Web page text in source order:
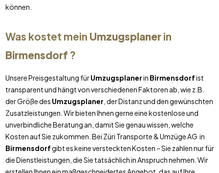
können.
Was kostet mein Umzugsplanerin
Birmensdorf ?
Unsere Preisgestaltung fürUmzugsplanerin Birmensdorfist
transparent und hängt von verschiedenen Faktoren ab, wie z.B.
der Größe des Umzugsplaner , der Distanz und den gewünschten
Zusatzleistungen. Wir bieten Ihnen gerne eine kostenlose und
unverbindliche Beratung an, damit Sie genau wissen, welche
Kosten auf Sie zukommen. Bei Züri Transporte & Umzüge AG in
Birmensdorfgibt es keine versteckten Kosten – Sie zahlen nur für
die Dienstleistungen, die Sie tatsächlich in Anspruch nehmen. Wir